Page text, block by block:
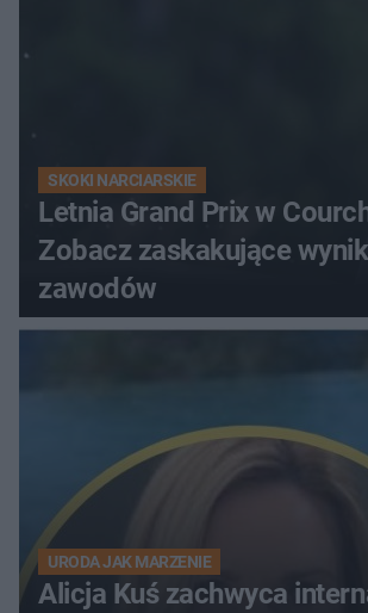
SKOKI NARCIARSKIE
Letnia Grand Prix w
Zobacz zaskakujące
zawodów
URODA JAK MARZENIE
Alicja Kuś zachwyca